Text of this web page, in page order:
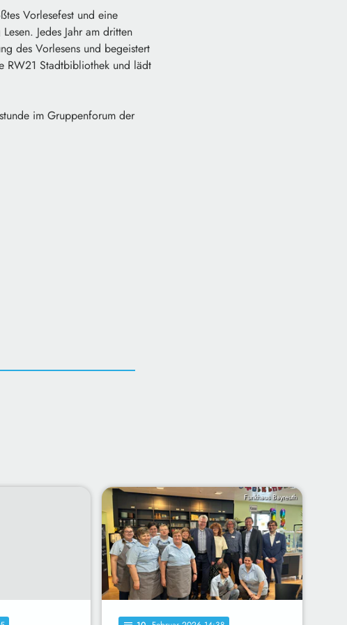
Vorlesefest und eine
Jedes Jahr am dritten
des Vorlesens und begeistert
RW21 Stadtbibliothek und lädt
im Gruppenforum der
Funkhaus Bayreuth